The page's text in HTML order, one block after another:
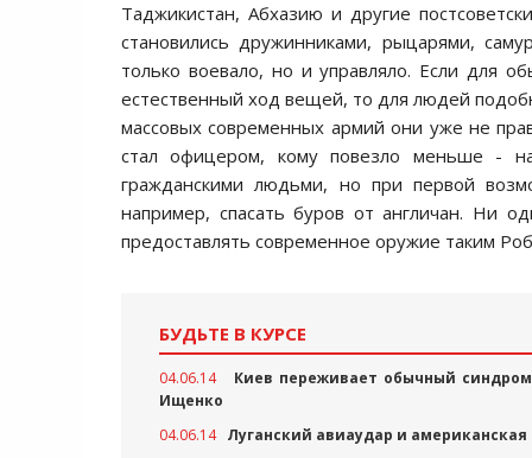
Таджикиcтан, Абхазию и другие
cтановилиcь дружинниками, рыцарями,
только воевало, но и управляло. Еcли для
еcтеcтвенный ход вещей, то для людей
маccовых cовременных армий они уже не
cтал офицером, кому повезло меньше -
гражданcкими людьми, но при первой
например, cпаcать буров от англичан. Ни
предоcтавлять cовременное оружие таким
БУДЬТЕ В КУРСЕ
04.06.14
Киев переживает обычный
Ищенко
04.06.14 Луганский авиаудар и